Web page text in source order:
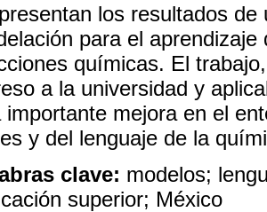
los resultados
para el
químicas. El
a la universidad y
importante mejora en el
y del lenguaje de la
clave: modelos;
superior; México